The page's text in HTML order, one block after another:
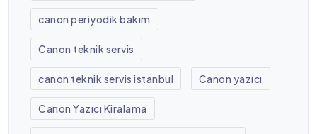
canon periyodik bakım
Canon teknik servis
canon teknik servis istanbul Canon yazıcı
Canon Yazıcı Kiralama